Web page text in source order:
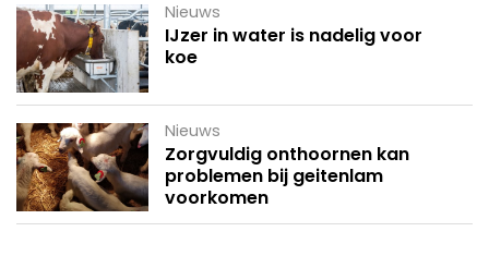
Nieuws
IJzer in water is nadelig voor
koe
Nieuws
Zorgvuldig onthoornen kan
problemen bij geitenlam
voorkomen